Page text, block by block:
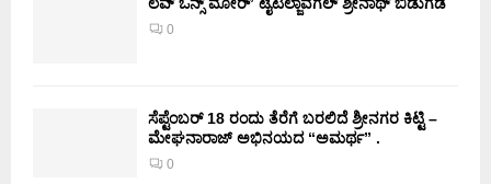
ಲವ್ ಒನ್ಸ್ ಮೋರ್’ ಟೈಟಲ್ಜಾವಗಲ್ ಶ್ರೀನಾಥ್ ಬಿಡುಗಡೆ
0
ಸೆಪ್ಟೆಂಬರ್ 18 ರಂದು ತೆರೆಗೆ ಬರಲಿದೆ ಶ್ರೀನಗರ ಕಿಟ್ಟಿ –
ಮೇಘನಾರಾಜ್ ಅಭಿನಯದ “ಅಮರ್ಥ” .
0